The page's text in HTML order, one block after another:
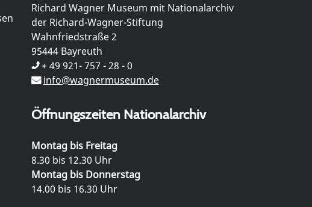
Richard Wagner Museum mit Nationalarchiv
der Richard-Wagner-Stiftung
Wahnfriedstraße 2
95444 Bayreuth
+ 49 921- 757 - 28 - 0
info@wagnermuseum.de
Öffnungszeiten Nationalarchiv
Montag bis Freitag
8.30 bis 12.30 Uhr
Montag bis Donnerstag
14.00 bis 16.30 Uhr